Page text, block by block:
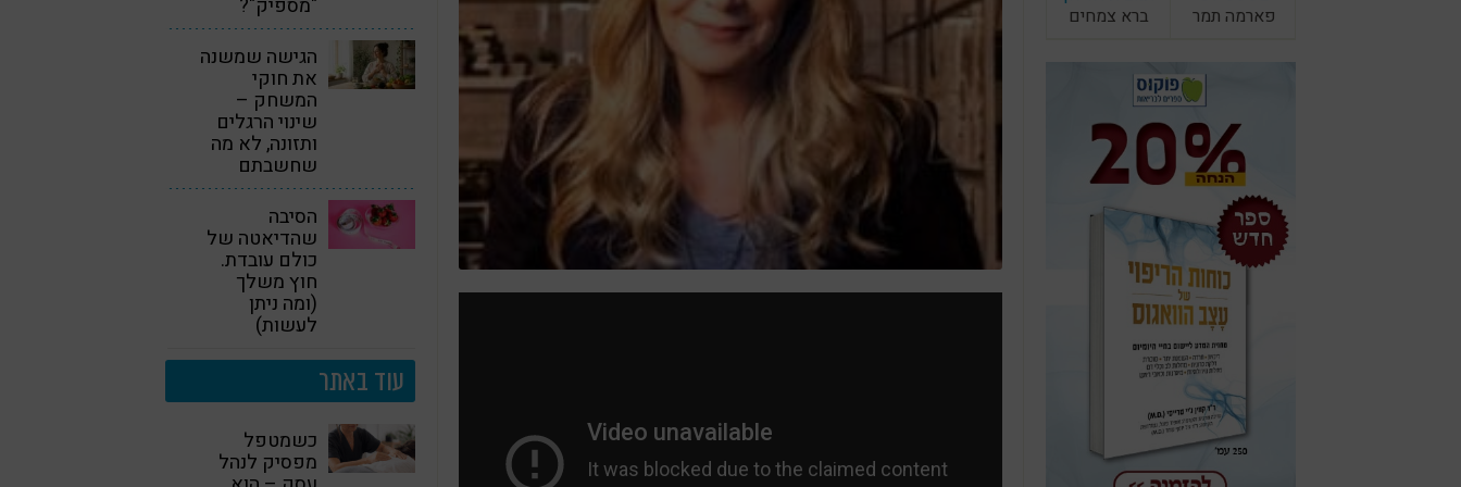
פארמה תמר
ברא צמחים
"מספיק"?
הגישה שמשנה
את חוקי
המשחק –
שינוי הרגלים
ותזונה, לא מה
שחשבתם
הסיבה
שהדיאטה של
כולם עובדת.
חוץ משלך
(ומה ניתן
לעשות)
עוד באתר
כשמטפל
מפסיק לנהל